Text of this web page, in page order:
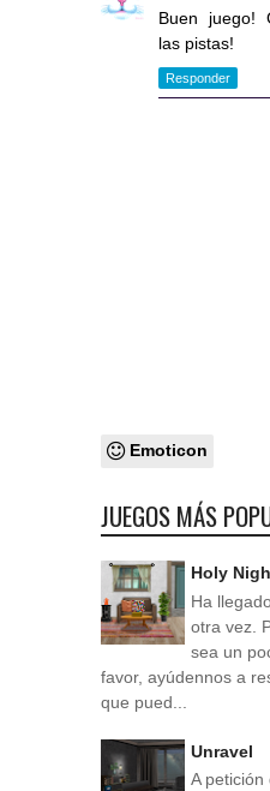
Buen juego!
las pistas!
Responder
Emoticon
JUEGOS MÁS
Holy
Ha
otra vez.
sea un
favor, ayúdennos a
que pued...
Unravel
A petición